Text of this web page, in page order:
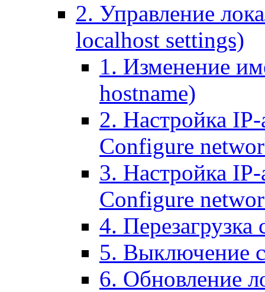
2. Управление
localhost settings)
1. Изменение
hostname)
2. Настройка IP-
Configure
3. Настройка
Configure
4. Перезагрузка
5. Выключение
6. Обновление